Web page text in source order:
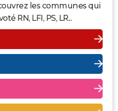
les communes qui
RN, LFI, PS, LR...